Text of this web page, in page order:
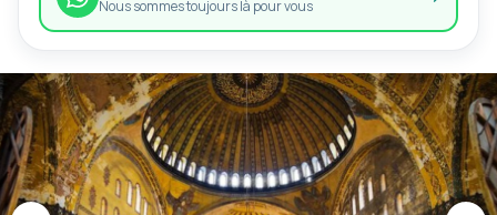
Nous sommes toujours là pour vous